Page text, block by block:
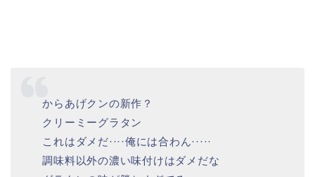
からあげクンの新作？
クリーミーグラタン
これはダメだ····俺には合わん·····
調味料以外の濃い味付けはダメだな